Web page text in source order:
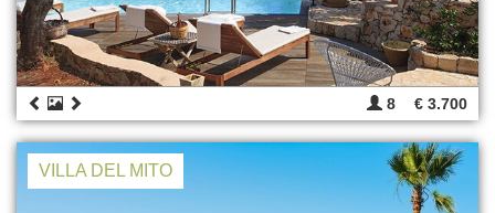
8 € 3.700
VILLA DEL MITO